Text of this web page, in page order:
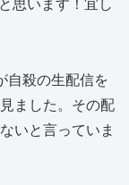
思います！宜し
自殺の生配信を
ました。その配
いと言っていま